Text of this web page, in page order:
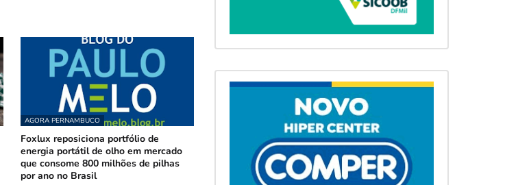
AGORA PERNAMBUCO
Foxlux reposiciona portfólio de
energia portátil de olho em mercado
que consome 800 milhões de pilhas
por ano no Brasil